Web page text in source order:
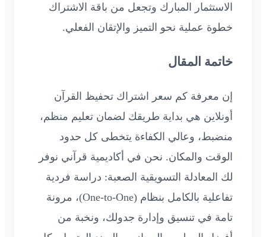
الاستثمار المبارك وتجعل من باقة الاشتراك
خطوة عملية نحو التميز والإتقان الفعلي.
خاتمة المقال
إن معرفة كم سعر اشتراك تحفيظ القرآن
أونلاين هي بداية طريقك لضمان تعليم منظم،
منضبط، وعالي الكفاءة يتخطى كل حدود
الوقت والمكان. نحن في أكاديمية قرآني نوفر
لك المعادلة التسويقية الصعبة: دراسة فردية
تفاعلية بالكامل بنظام (One-to-One)، مرونة
تامة في تنسيق وإدارة جدولك، ونخبة من